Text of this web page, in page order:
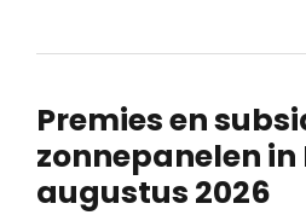
Premies en
zonnepanelen in
augustus 2026